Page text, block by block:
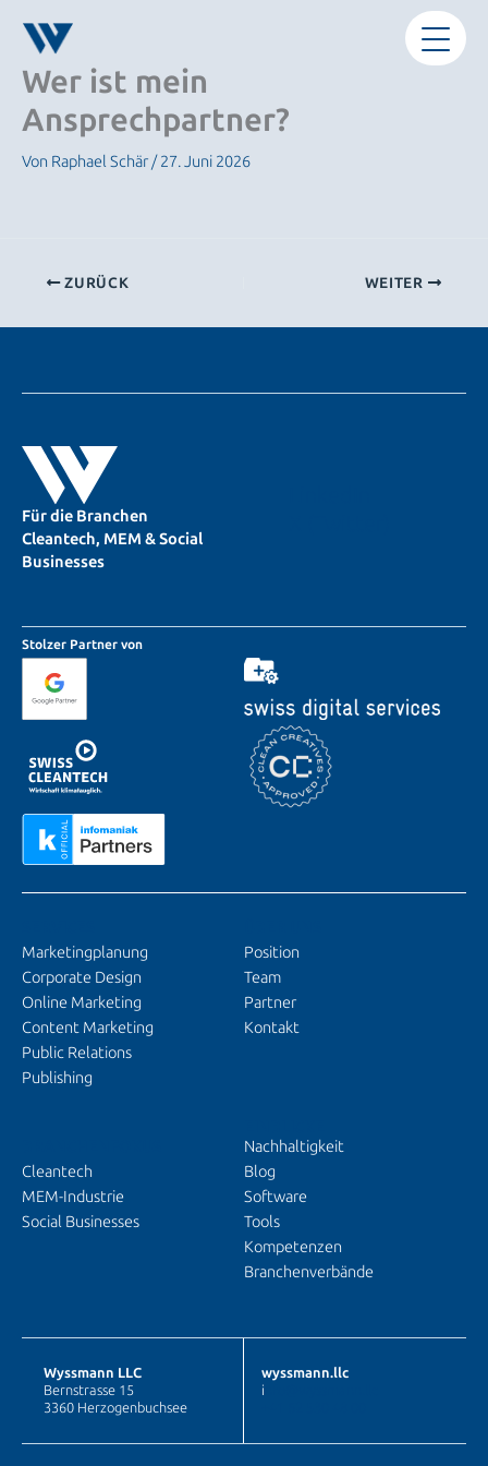
Inhalt
springen
Wer ist mein
Ansprechpartner?
Von Raphael Schär/27. Juni 2026
ZURÜCK WEITER
Für die Branchen
Cleantech, MEM & Social
Businesses
Stolzer Partner von
Marketingplanung
Corporate Design
Online Marketing
Content Marketing
Public Relations
Publishing
Cleantech
MEM-Industrie
Social Businesses
Position
Team
Partner
Kontakt
Nachhaltigkeit
Blog
Software
Tools
Kompetenzen
Branchenverbände
Wyssmann LLC
Bernstrasse 15
3360 Herzogenbuchsee
wyssmann.llc
i